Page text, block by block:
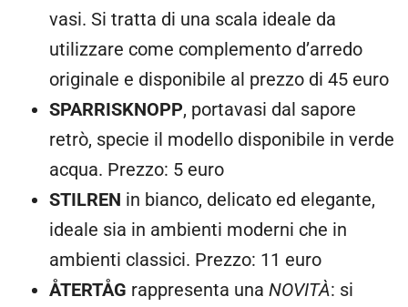
vasi. Si tratta di una scala ideale da
utilizzare come complemento d’arredo
originale e disponibile al prezzo di 45 euro
SPARRISKNOPP, portavasi dal sapore
retrò, specie il modello disponibile in verde
acqua. Prezzo: 5 euro
STILREN in bianco, delicato ed elegante,
ideale sia in ambienti moderni che in
ambienti classici. Prezzo: 11 euro
ÅTERTÅG rappresenta una NOVITÀ: si